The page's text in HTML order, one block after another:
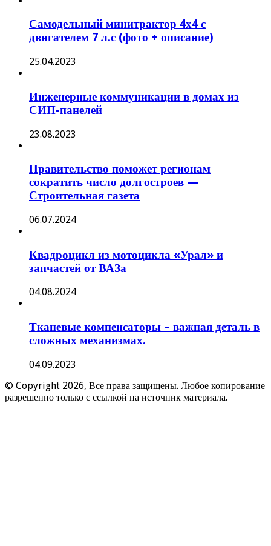
Самодельный минитрактор 4х4 с
двигателем 7 л.с (фото + описание)
25.04.2023
Инженерные коммуникации в домах из
СИП-панелей
23.08.2023
Правительство поможет регионам
сократить число долгостроев —
Строительная газета
06.07.2024
Квадроцикл из мотоцикла «Урал» и
запчастей от ВАЗа
04.08.2024
Тканевые компенсаторы – важная деталь в
сложных механизмах.
04.09.2023
© Copyright 2026, Все права защищены. Любое копирование
разрешенно только с ссылкой на источник материала.